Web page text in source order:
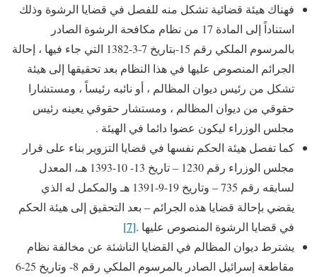
فهناك هيئة قضائية تشكل منه للفصل في قضايا الرشوة وذلك
استناداً إلى المادة 17 من نظام مكافحة الرشوة الصادر
بالمرسوم الملكي رقم 15-بتاريخ 7-3-1382 التي جاء فيها ، إحالة
الجرائم المنصوص عليها في هذا النظام بعد تحقيقها إلى هيئة
تشكل من رئيس ديوان المظالم ، أو نائبه رئيساً ، ومستشارا
حقوقي من ديوان المظالم ، ومستشار حقوقي يعينه رئيس
مجلس الوزراء ليكون عضوا دائما في الهيئة .
كما تفصل هيئة الحكم نفسها في قضايا التزوير بناء على قرار
مجلس الوزراء رقم 1230 – تاريخ 13- 10-1393 هـ، المعدل
لسابقه رقم 735 – وتاريخ 19-9-1391 هـ والمكمل له الذي
يقضي بإحالة قضايا هذه الجرائم – بعد التحقيق إلى هيئة الحكم
في قضايا الرشوة المنصوص عليها .[7]
يشترط ديوان المظالم في القضايا الناشئة عن مخالفة نظام
مقاطعة إسرائيل الصادر بالمرسوم الملكي رقم 8- وتاريخ 25-6